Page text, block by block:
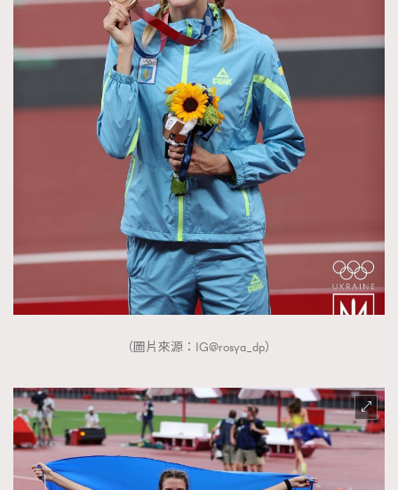
（圖片來源：IG@rosya_dp）